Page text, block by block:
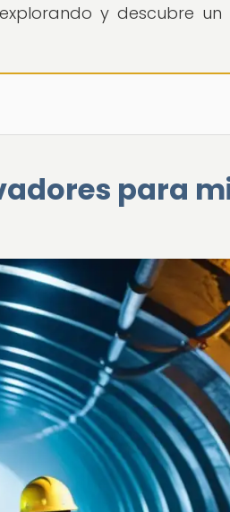
y descubre un
para